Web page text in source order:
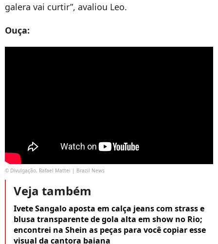
galera vai curtir”, avaliou Leo.
Ouça:
© Divulgação, Rafael Mattei | Brazil News
Veja também
Ivete Sangalo aposta em calça jeans com strass e
blusa transparente de gola alta em show no Rio;
encontrei na Shein as peças para você copiar esse
visual da cantora baiana